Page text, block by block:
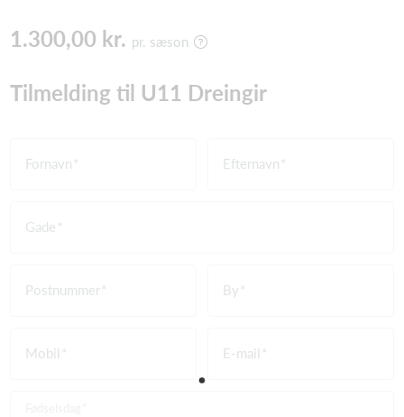
1.300,00 kr. pr. sæson
Tilmelding til U11 Dreingir
Fornavn Efternavn
Gade
Postnummer By
Mobil E-mail